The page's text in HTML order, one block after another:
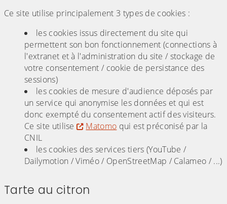
Ce site utilise principalement 3 types de cookies :
les cookies issus directement du site qui
permettent son bon fonctionnement (connections à
l'extranet et à l'administration du site / stockage de
votre consentement / cookie de persistance des
sessions)
les cookies de mesure d'audience déposés par
un service qui anonymise les données et qui est
donc exempté du consentement actif des visiteurs.
Ce site utilise
Matomo qui est préconisé par la
CNIL
les cookies des services tiers (YouTube /
Dailymotion / Viméo / OpenStreetMap / Calameo / ...)
Tarte au citron